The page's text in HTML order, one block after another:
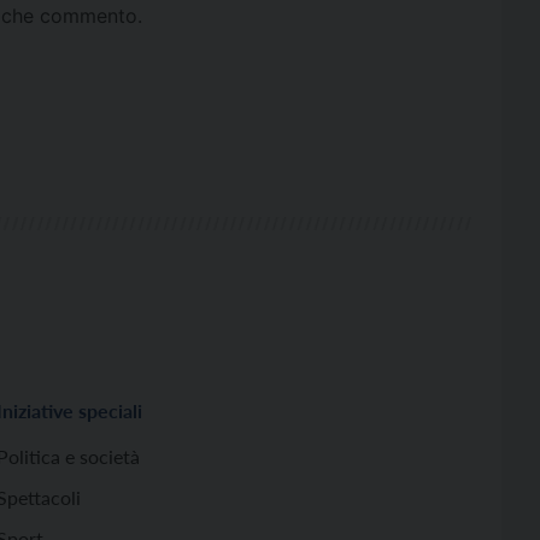
commento.
Iniziative speciali
Politica e società